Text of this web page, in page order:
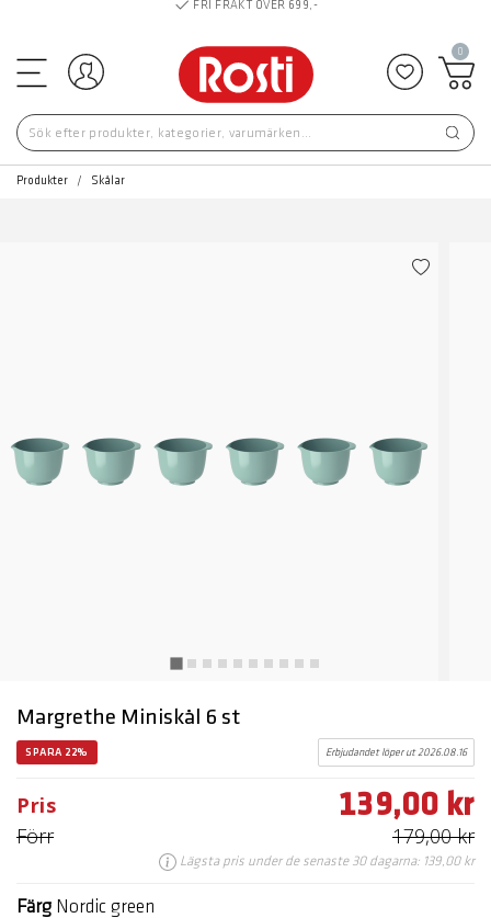
Logga in Lägg till
0
Produkter Skålar
Margrethe Miniskål 6 st
SPARA 22% Erbjudandet löper ut 2026.08.16
Pris 139,00 kr
Förr 179,00 kr
Lägsta pris under de senaste 30 dagarna: 139,00 kr
Färg Nordic green